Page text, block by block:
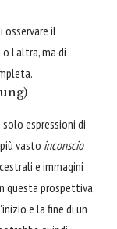
il
l'altra, ma di
solo espressioni di
vasto inconscio
e immagini
questa prospettiva,
e la fine di un